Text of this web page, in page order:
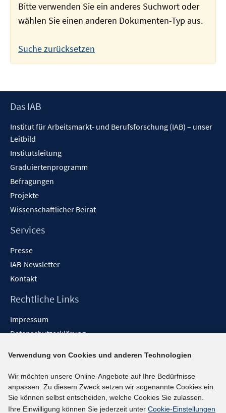
Bitte verwenden Sie ein anderes Suchwort oder
wählen Sie einen anderen Dokumenten-Typ aus.
Suche zurücksetzen
Footer
Das IAB
Institut für Arbeitsmarkt- und Berufsforschung (IAB) – unser
Leitbild
Institutsleitung
Graduiertenprogramm
Befragungen
Projekte
Wissenschaftlicher Beirat
Services
Presse
IAB-Newsletter
Kontakt
Rechtliche Links
Impressum
Datenschutzerklärung
Barrieren melden
Social-Media-Kanäle
BlueSky
Verwendung von Cookies und anderen Technologien
Wir möchten unsere Online-Angebote auf Ihre Bedürfnisse
anpassen. Zu diesem Zweck setzen wir sogenannte Cookies ein.
Sie können selbst entscheiden, welche Cookies Sie zulassen.
Ihre Einwilligung können Sie jederzeit unter Cookie-Einstellungen